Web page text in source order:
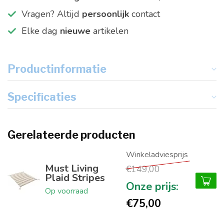
Vragen? Altijd persoonlijk contact
Elke dag nieuwe artikelen
Productinformatie
Specificaties
Gerelateerde producten
Must Living
Plaid Stripes
Op voorraad
€149,00
€75,00